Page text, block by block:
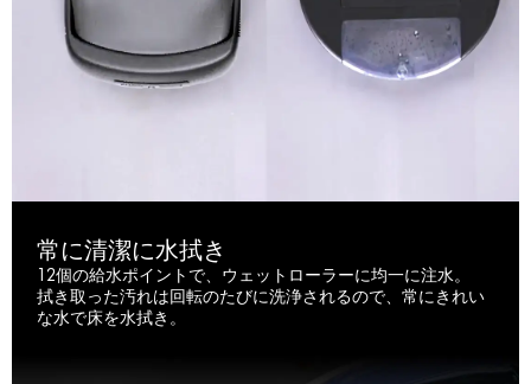
常に清潔に水拭き
12個の給水ポイントで、ウェットローラーに均一に注水。
拭き取った汚れは回転のたびに洗浄されるので、常にきれい
な水で床を水拭き。